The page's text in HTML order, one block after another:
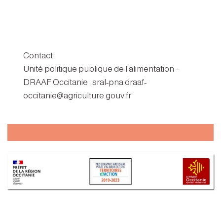
Contact :
Unité politique publique de l’alimentation –
DRAAF Occitanie : sral-pna.draaf-
occitanie@agriculture.gouv.fr